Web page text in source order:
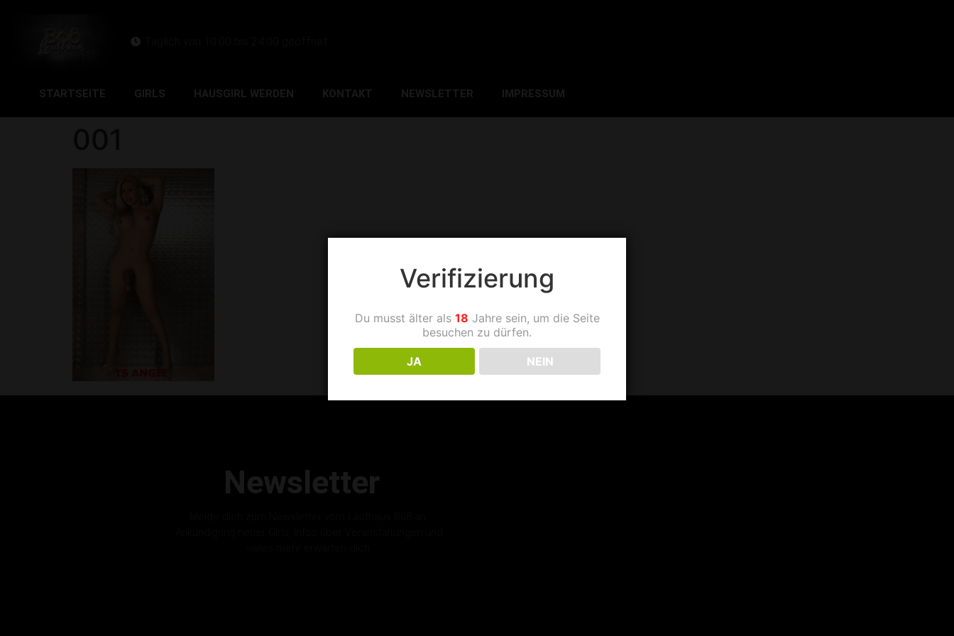
STARTSEITE GIRLS HAUSGIRL WERDEN KONTAKT NEWSLETTER IMPRESSUM
Newsletter
Verifizierung
Du musst älter als 18 Jahre sein, um die Seite
besuchen zu dürfen.
JA NEIN